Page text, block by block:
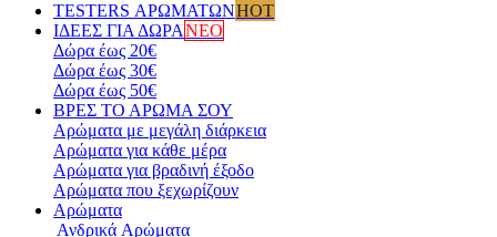
TESTERS ΑΡΩΜΑΤΩΝHOT
ΙΔΕΕΣ ΓΙΑ ΔΩΡΑΝΕΟ
Δώρα έως 20€
Δώρα έως 30€
Δώρα έως 50€
ΒΡΕΣ ΤΟ ΑΡΩΜΑ ΣΟΥ
Αρώματα με μεγάλη διάρκεια
Αρώματα για κάθε μέρα
Αρώματα για βραδινή έξοδο
Αρώματα που ξεχωρίζουν
Αρώματα
Ανδρικά Aρώματα